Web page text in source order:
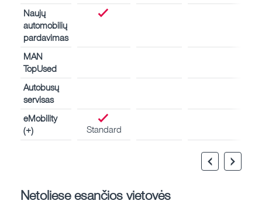
Naujų
automobilių
pardavimas
MAN
TopUsed
Autobusų
servisas
eMobility
(+)
Standard
Netoliese esančios vietovės